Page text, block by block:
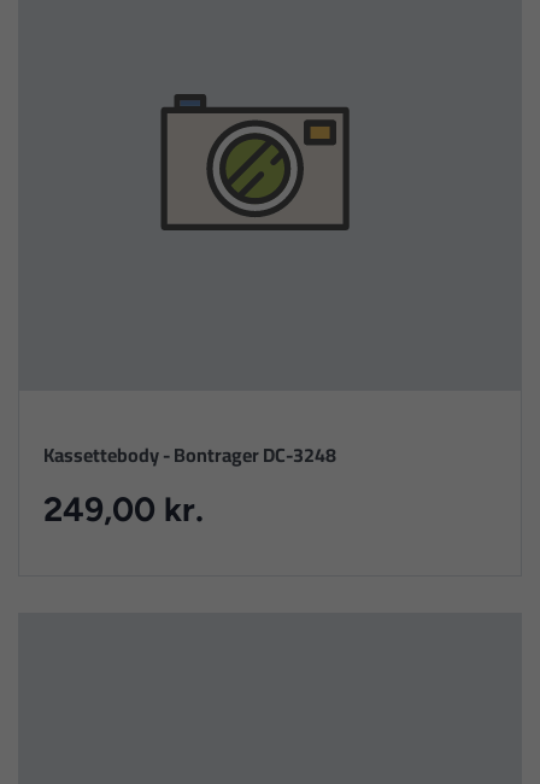
Kassettebody - Bontrager DC-3248
249,00 kr.